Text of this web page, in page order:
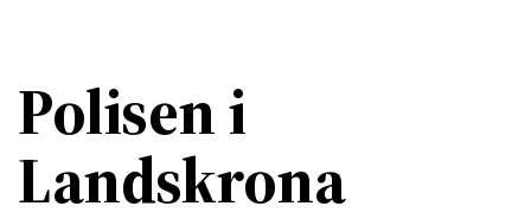
Polisen i
Landskrona